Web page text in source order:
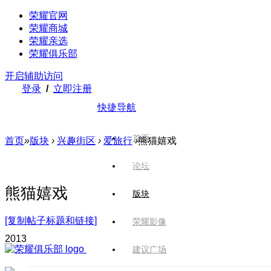
荣耀官网
荣耀商城
荣耀亲选
荣耀俱乐部
开启辅助访问
登录 / 立即注册
快捷导航
首页
论坛
版块
荣耀影像
建议广场
首页»版块 › 兴趣街区 › 爱旅行 ›熊猫嬉戏
熊猫嬉戏
[复制帖子标题和链接]
2013